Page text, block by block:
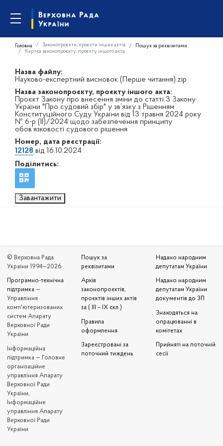
Головна Законопроєкти, проєкти інших актів
Пошук за реквізитами
Картка законопроєкту, проєкту іншого акта
Назва файлу:
Науково-експертний висновок (Перше читання).zip
Назва законопроєкту, проєкту іншого акта:
Проєкт Закону про внесення зміни до статті 3 Закону
України "Про судовий збір" у зв’язку з Рішенням
Конституційного Суду України від 13 травня 2024 року
№ 6-р (ІІ)/2024 щодо забезпечення принципу
обов’язковості судового рішення
Номер, дата реєстрації:
12128 від 16.10.2024
Поділитись:
Завантажити
© Верховна Рада
України 1994—2026
Програмно-технічна
підтримка —
Управління
комп'ютеризованих
систем Апарату
Верховної Ради
України
Iнформаційна
підтримка — Головне
організаційне
управління Апарату
Верховної Ради
України,
Інформаційне
управління Апарату
Верховної Ради
України
Пошук за
реквізитами
Архів
законопроєктів,
проєктів інших актів
за ( III – IX скл.)
Правила
оформлення
Зареєстровані за
поточний тиждень
Надано народним
депутатам України
Надано народним
депутатам України
документів до ЗП
Знаходяться на
опрацюванні в
комітетах
Прийняті на поточній
сесії